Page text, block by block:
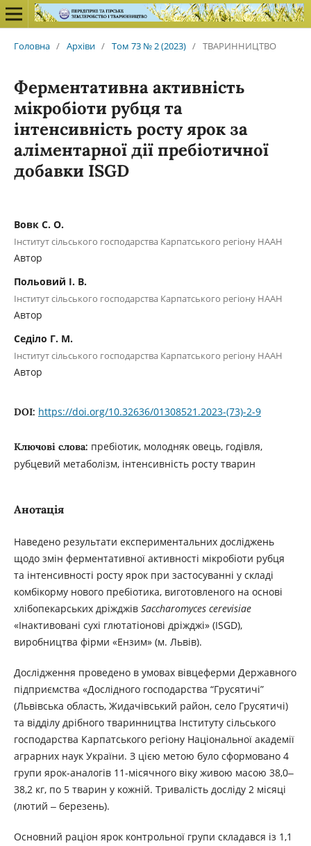
Головна / Архіви / Том 73 № 2 (2023) / ТВАРИННИЦТВО
Ферментативна активність
мікробіоти рубця та
інтенсивність росту ярок за
аліментарної дії пребіотичної
добавки ISGD
Вовк С. О.
Інститут сільського господарства Карпатського регіону НААН
Автор
Польовий І. В.
Інститут сільського господарства Карпатського регіону НААН
Автор
Седіло Г. М.
Інститут сільського господарства Карпатського регіону НААН
Автор
DOI: https://doi.org/10.32636/01308521.2023-(73)-2-9
Ключові слова: пребіотик, молодняк овець, годівля,
рубцевий метаболізм, інтенсивність росту тварин
Анотація
Наведено результати експериментальних досліджень
щодо змін ферментативної активності мікробіоти рубця
та інтенсивності росту ярок при застосуванні у складі
комбікорму нового пребіотика, виготовленого на основі
хлібопекарських дріжджів Saccharomyces cerevisiae
«Інактивовані сухі глютатіонові дріжджі» (ISGD),
виробництва фірми «Ензим» (м. Львів).
Дослідження проведено в умовах вівцеферми Державного
підприємства «Дослідного господарства “Грусятичі”
(Львівська область, Жидачівський район, село Грусятичі)
та відділу дрібного тваринництва Інституту сільського
господарства Карпатського регіону Національної академії
аграрних наук України. З цією метою було сформовано 4
групи ярок-аналогів 11-місячного віку живою масою 38,0‒
38,2 кг, по 5 тварин у кожній. Тривалість досліду 2 місяці
(лютий ‒ березень).
Основний раціон ярок контрольної групи складався із 1,1